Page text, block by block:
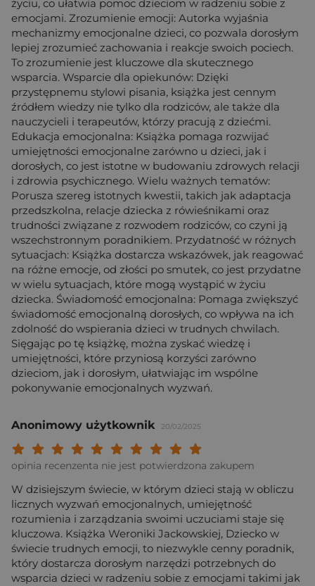
życiu, co ułatwia pomoc dzieciom w radzeniu sobie z
emocjami. Zrozumienie emocji: Autorka wyjaśnia
mechanizmy emocjonalne dzieci, co pozwala dorosłym
lepiej zrozumieć zachowania i reakcje swoich pociech.
To zrozumienie jest kluczowe dla skutecznego
wsparcia. Wsparcie dla opiekunów: Dzięki
przystępnemu stylowi pisania, książka jest cennym
źródłem wiedzy nie tylko dla rodziców, ale także dla
nauczycieli i terapeutów, którzy pracują z dziećmi.
Edukacja emocjonalna: Książka pomaga rozwijać
umiejętności emocjonalne zarówno u dzieci, jak i
dorosłych, co jest istotne w budowaniu zdrowych relacji
i zdrowia psychicznego. Wielu ważnych tematów:
Porusza szereg istotnych kwestii, takich jak adaptacja
przedszkolna, relacje dziecka z rówieśnikami oraz
trudności związane z rozwodem rodziców, co czyni ją
wszechstronnym poradnikiem. Przydatność w różnych
sytuacjach: Książka dostarcza wskazówek, jak reagować
na różne emocje, od złości po smutek, co jest przydatne
w wielu sytuacjach, które mogą wystąpić w życiu
dziecka. Świadomość emocjonalna: Pomaga zwiększyć
świadomość emocjonalną dorosłych, co wpływa na ich
zdolność do wspierania dzieci w trudnych chwilach.
Sięgając po tę książkę, można zyskać wiedzę i
umiejętności, które przyniosą korzyści zarówno
dzieciom, jak i dorosłym, ułatwiając im wspólne
pokonywanie emocjonalnych wyzwań.
Anonimowy użytkownik 20/02/2025
Twoja ocena:
Twoja ocena: Wybitna 9/
Twoja ocena: Rewelacyjna 8/
Twoja ocena: Bardzo dobra 7/10"
Twoja ocena: Dobra 6/10"
Twoja ocena: Przeciętna 5/10"
Twoja ocena: Może być 4/10"
Twoja ocena: Słaba 3/10"
Twoja ocena: Bardzo słaba 2/10"
Twoja ocena: Beznadziejna 1/10"
opinia recenzenta nie jest potwierdzona zakupem
W dzisiejszym świecie, w którym dzieci stają w obliczu
licznych wyzwań emocjonalnych, umiejętność
rozumienia i zarządzania swoimi uczuciami staje się
kluczowa. Książka Weroniki Jackowskiej, Dziecko w
świecie trudnych emocji, to niezwykle cenny poradnik,
który dostarcza dorosłym narzędzi potrzebnych do
wsparcia dzieci w radzeniu sobie z emocjami takimi jak